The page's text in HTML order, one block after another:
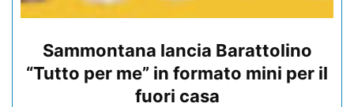
Sammontana lancia Barattolino
“Tutto per me” in formato mini per il
fuori casa